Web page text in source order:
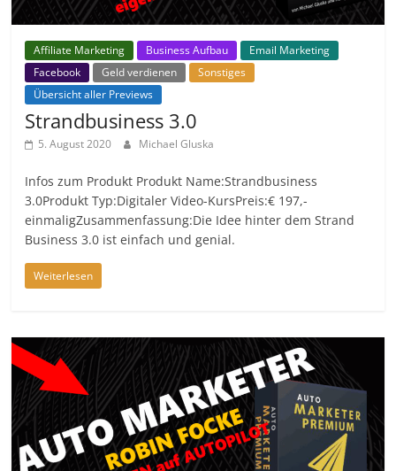
Affiliate Marketing Business Aufbau
Email Marketing
Facebook
Geld verdienen
Sonstiges
Übersicht aller Previews
Strandbusiness 3.0
5. August 2020 Michael Gluska
Infos zum Produkt Produkt Name:Strandbusiness
3.0Produkt Typ:Digitaler Video-KursPreis:€ 197,-
einmaligZusammenfassung:Die Idee hinter dem Strand
Business 3.0 ist einfach und genial.
Weiterlesen